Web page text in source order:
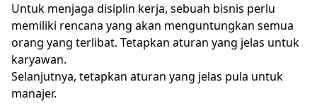
Untuk menjaga disiplin kerja, sebuah bisnis perlu
memiliki rencana yang akan menguntungkan semua
orang yang terlibat. Tetapkan aturan yang jelas untuk
karyawan.
Selanjutnya, tetapkan aturan yang jelas pula untuk
manajer.